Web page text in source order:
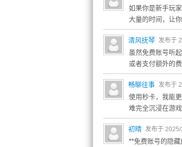
如果你是新手玩
大量的时间，让
清风抚琴 发布于
虽然免费账号听
或者支付额外的
畅聊往事 发布于
使用秒卡，我能
难完全沉浸在游
初晴 发布于
**免费账号的隐藏